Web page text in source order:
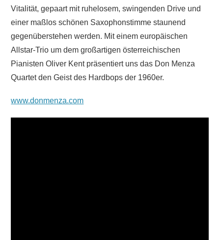
Vitalität, gepaart mit ruhelosem, swingenden Drive und
einer maßlos schönen Saxophonstimme staunend
gegenüberstehen werden. Mit einem europäischen
Allstar-Trio um dem großartigen österreichischen
Pianisten Oliver Kent präsentiert uns das Don Menza
Quartet den Geist des Hardbops der 1960er.
www.donmenza.com